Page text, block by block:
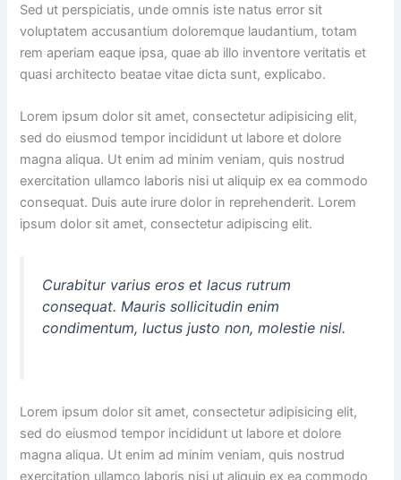
Sed ut perspiciatis, unde omnis iste natus error sit
voluptatem accusantium doloremque laudantium, totam
rem aperiam eaque ipsa, quae ab illo inventore veritatis et
quasi architecto beatae vitae dicta sunt, explicabo.
Lorem ipsum dolor sit amet, consectetur adipisicing elit,
sed do eiusmod tempor incididunt ut labore et dolore
magna aliqua. Ut enim ad minim veniam, quis nostrud
exercitation ullamco laboris nisi ut aliquip ex ea commodo
consequat. Duis aute irure dolor in reprehenderit. Lorem
ipsum dolor sit amet, consectetur adipiscing elit.
Curabitur varius eros et lacus rutrum
consequat. Mauris sollicitudin enim
condimentum, luctus justo non, molestie nisl.
Lorem ipsum dolor sit amet, consectetur adipisicing elit,
sed do eiusmod tempor incididunt ut labore et dolore
magna aliqua. Ut enim ad minim veniam, quis nostrud
exercitation ullamco laboris nisi ut aliquip ex ea commodo